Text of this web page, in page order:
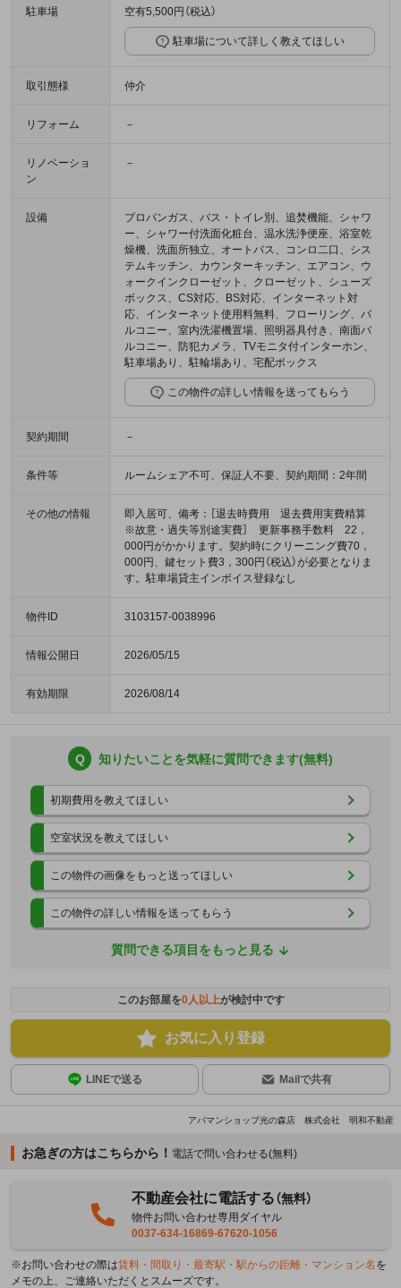
駐車場 空有5,500円（税込）
駐車場について詳しく教えてほしい
取引態様 仲介
リフォーム －
リノベーショ
ン
－
設備
プロパンガス、バス・トイレ別、追焚機能、シャワ
ー、シャワー付洗面化粧台、温水洗浄便座、浴室乾
燥機、洗面所独立、オートバス、コンロ二口、シス
テムキッチン、カウンターキッチン、エアコン、ウ
ォークインクローゼット、クローゼット、シューズ
ボックス、CS対応、BS対応、インターネット対
応、インターネット使用料無料、フローリング、バ
ルコニー、室内洗濯機置場、照明器具付き、南面バ
ルコニー、防犯カメラ、TVモニタ付インターホン、
駐車場あり、駐輪場あり、宅配ボックス
この物件の詳しい情報を送ってもらう
契約期間 －
条件等 ルームシェア不可、保証人不要、契約期間：2年間
その他の情報
即入居可、備考：［退去時費用 退去費用実費精算
※故意・過失等別途実費］ 更新事務手数料 22，
000円がかかります。契約時にクリーニング費70，
000円、鍵セット費3，300円（税込）が必要となりま
す。駐車場貸主インボイス登録なし
物件ID 3103157-0038996
情報公開日 2026/05/15
有効期限 2026/08/14
Q 知りたいことを気軽に質問できます(無料)
初期費用を教えてほしい
空室状況を教えてほしい
この物件の画像をもっと送ってほしい
この物件の詳しい情報を送ってもらう
質問できる項目をもっと見る
このお部屋を0人以上が検討中です
お気に入り登録
LINEで送る Mailで共有
アパマンショップ光の森店 株式会社 明和不動産
お急ぎの方はこちらから！ 電話で問い合わせる(無料)
不動産会社に電話する（無料）
物件お問い合わせ専用ダイヤル
0037-634-16869-67620-1056
※お問い合わせの際は賃料・間取り・最寄駅・駅からの距離・マンション名 を
メモの上、ご連絡いただくとスムーズです。